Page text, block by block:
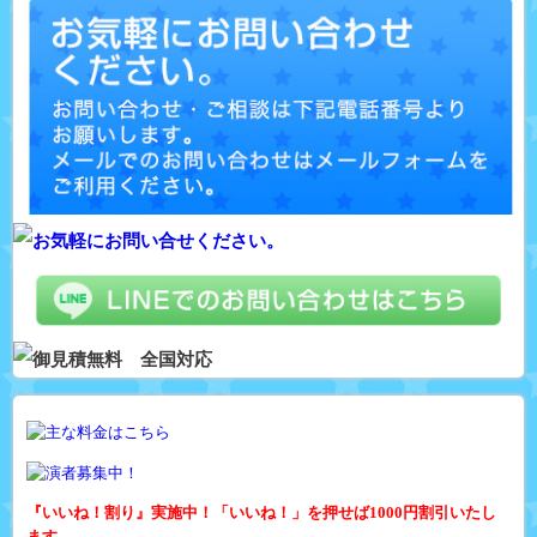
『いいね！割り』実施中！「いいね！」を押せば1000円割引いたし